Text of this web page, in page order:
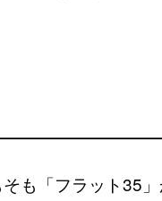
も「フラット35